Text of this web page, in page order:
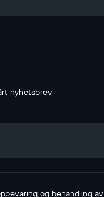
nyhetsbrev
og behandling av